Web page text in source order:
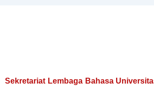
Sekretariat Lembaga Bahasa